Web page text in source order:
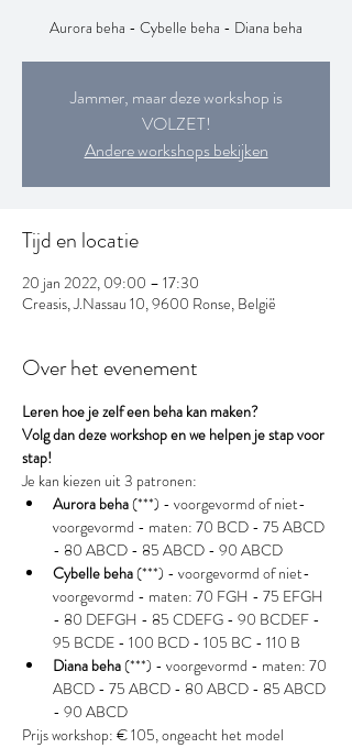
Aurora beha - Cybelle beha - Diana beha
Jammer, maar deze workshop is
VOLZET!
Andere workshops bekijken
Tijd en locatie
20 jan 2022, 09:00 – 17:30
Creasis, J.Nassau 10, 9600 Ronse, België
Over het evenement
Leren hoe je zelf een beha kan maken?
Volg dan deze workshop en we helpen je stap voor
stap!
Je kan kiezen uit 3 patronen:
Aurora beha (***) - voorgevormd of niet-
voorgevormd - maten: 70 BCD - 75 ABCD
- 80 ABCD - 85 ABCD - 90 ABCD
Cybelle beha (***) - voorgevormd of niet-
voorgevormd - maten: 70 FGH - 75 EFGH
- 80 DEFGH - 85 CDEFG - 90 BCDEF -
95 BCDE - 100 BCD - 105 BC - 110 B
Diana beha (***) - voorgevormd - maten: 70
ABCD - 75 ABCD - 80 ABCD - 85 ABCD
- 90 ABCD
Prijs workshop: € 105, ongeacht het model